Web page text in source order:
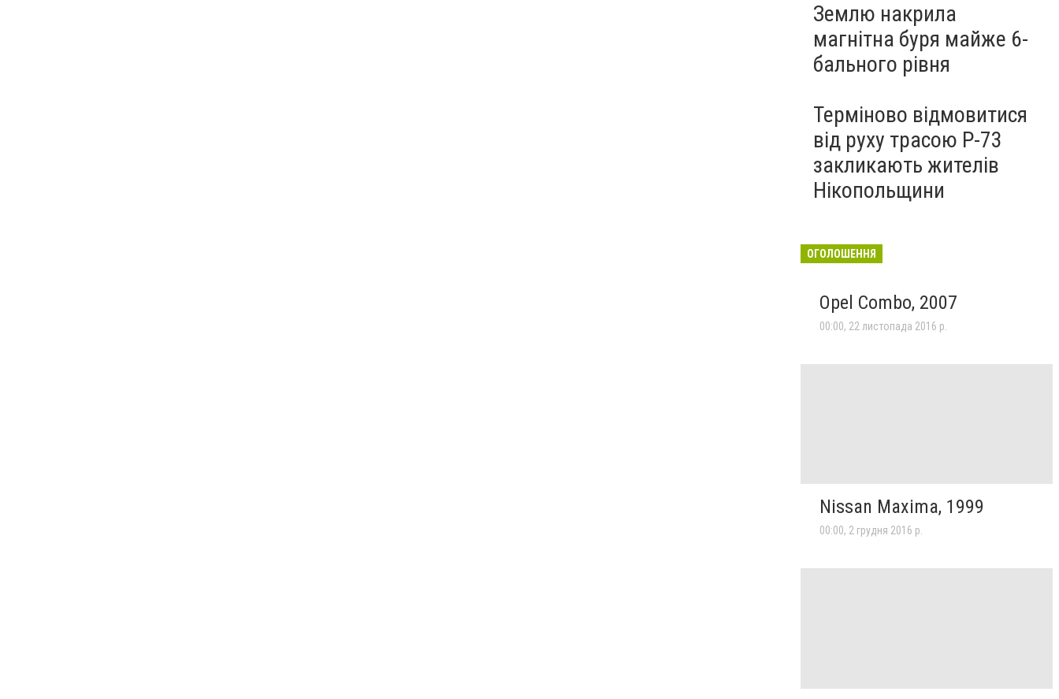
Землю накрила
магнітна буря майже 6-
бального рівня
Терміново відмовитися
від руху трасою Р-73
закликають жителів
Нікопольщини
ОГОЛОШЕННЯ
Opel Combo, 2007
00:00, 22 листопада 2016 р.
Nissan Maxima, 1999
00:00, 2 грудня 2016 р.